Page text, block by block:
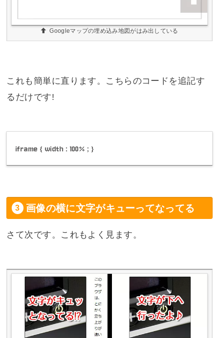
Googleマップの埋め込み地図がはみ出している
これも簡単に直ります。こちらのコードを追記す
るだけです!
iframe { width : 100% ; }
画像の横に文字がキューってなってる
さて次です。これもよく見ます。